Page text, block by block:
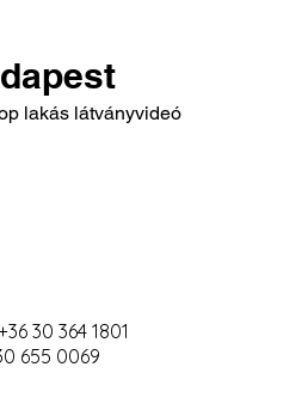
lakás látványvideó
30 364 1801
655 0069